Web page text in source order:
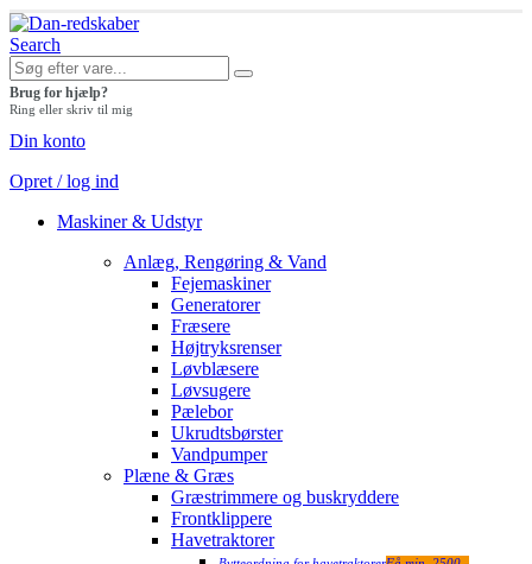
Search
Brug for hjælp?
Ring eller skriv til mig
Din konto
Opret / log ind
Maskiner & Udstyr
Anlæg, Rengøring & Vand
Fejemaskiner
Generatorer
Fræsere
Højtryksrenser
Løvblæsere
Løvsugere
Pælebor
Ukrudtsbørster
Vandpumper
Plæne & Græs
Græstrimmere og buskryddere
Frontklippere
Havetraktorer